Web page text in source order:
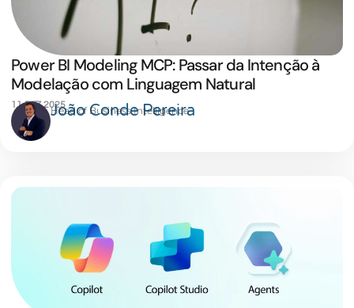
Power BI Modeling MCP: Passar da Intenção à
Modelação com Linguagem Natural
11 DEZ 2025João Conde Pereira
Head of Business Intelligence